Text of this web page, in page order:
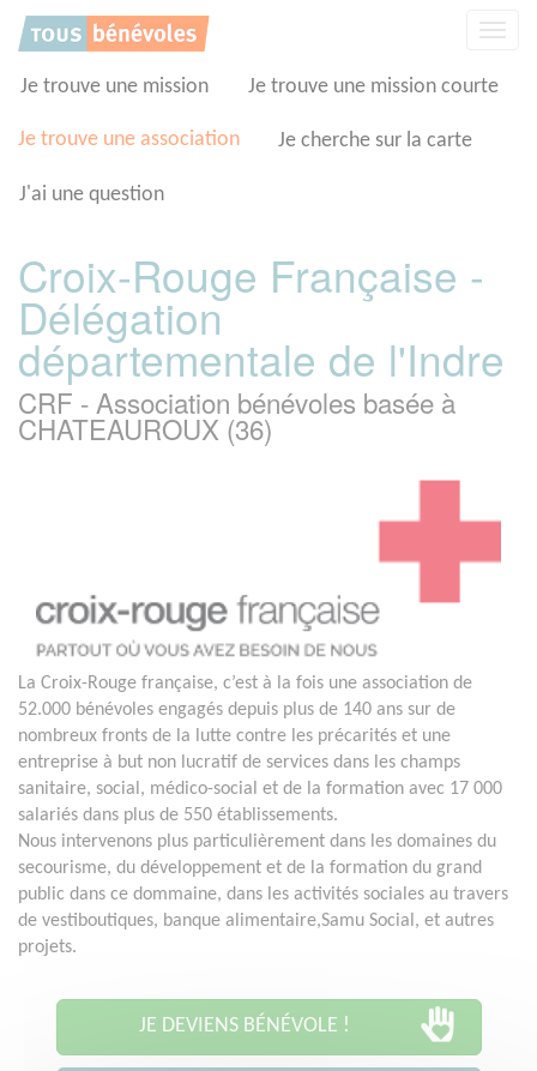
Je trouve une mission Je trouve une mission courte
Je trouve une association Je cherche sur la carte
J'ai une question
Croix-Rouge Française -
Délégation
départementale de l'Indre
CRF - Association bénévoles basée à
CHATEAUROUX (36)
La Croix-Rouge française, c’est à la fois une association de
52.000 bénévoles engagés depuis plus de 140 ans sur de
nombreux fronts de la lutte contre les précarités et une
entreprise à but non lucratif de services dans les champs
sanitaire, social, médico-social et de la formation avec 17 000
salariés dans plus de 550 établissements.
Nous intervenons plus particulièrement dans les domaines du
secourisme, du développement et de la formation du grand
public dans ce dommaine, dans les activités sociales au travers
de vestiboutiques, banque alimentaire,Samu Social, et autres
projets.
JE DEVIENS BÉNÉVOLE !
Panneau de gestion des cookies